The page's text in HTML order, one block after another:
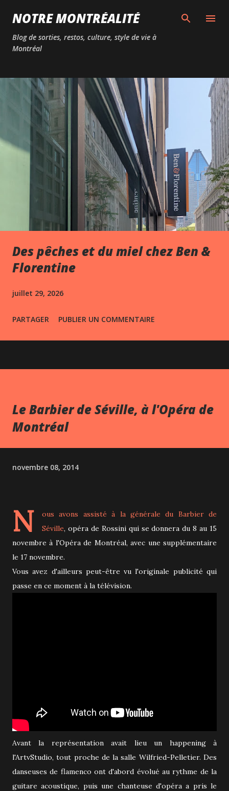
Passer au contenu principal
NOTRE MONTRÉALITÉ
Blog de sorties, restos, culture, style de vie à
Montréal
Des pêches et du miel chez Ben &
Florentine
juillet 29, 2026
PARTAGER PUBLIER UN COMMENTAIRE
Le Barbier de Séville, à l'Opéra de
Montréal
novembre 08, 2014
N ous avons assisté à la générale du Barbier de
Séville, opéra de Rossini qui se donnera du 8 au 15
novembre à l'Opéra de Montréal, avec une supplémentaire
le 17 novembre.
Vous avez d'ailleurs peut-être vu l'originale publicité qui
passe en ce moment à la télévision.
Avant la représentation avait lieu un happening à
l'ArtvStudio, tout proche de la salle Wilfried-Pelletier. Des
danseuses de flamenco ont d'abord évolué au rythme de la
guitare acoustique, puis une chanteuse d'opéra a pris le